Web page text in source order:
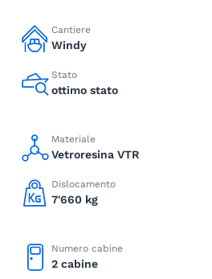
Cantiere
Windy
Stato
ottimo stato
Materiale
Vetroresina VTR
Dislocamento
7'660 kg
Numero cabine
2 cabine